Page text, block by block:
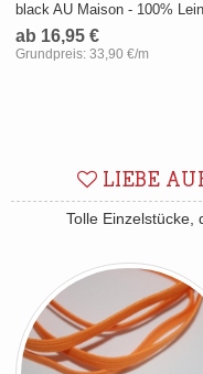
black AU Maison - 100%
ab 16,95 €
Grundpreis:33,90 €/m
LIEBE
Tolle Einzelstücke,